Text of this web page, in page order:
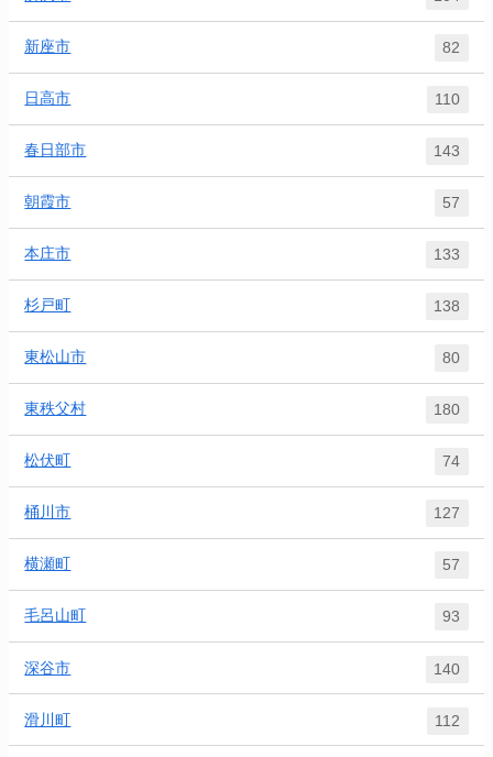
新座市 82
日高市 110
春日部市 143
朝霞市 57
本庄市 133
杉戸町 138
東松山市 80
東秩父村 180
松伏町 74
桶川市 127
横瀬町 57
毛呂山町 93
深谷市 140
滑川町 112